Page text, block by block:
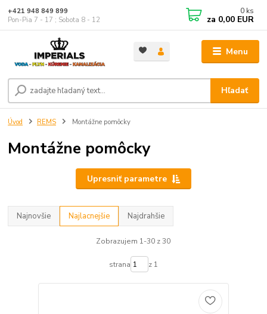
Menu
Hľadať
+421 948 849 899
Pon-Pia 7 - 17 ; Sobota 8 - 12
0 ks
za 0,00 EUR
Úvod REMS Montážne pomôcky
Montážne pomôcky
Upresniť parametre
Najnovšie Najlacnejšie Najdrahšie
Zobrazujem 1-30 z 30
strana z 1